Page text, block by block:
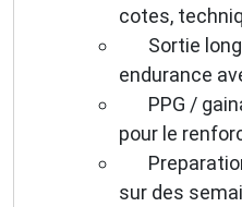
cotes,
Sortie
endurance
PPG /
pour le
sur des